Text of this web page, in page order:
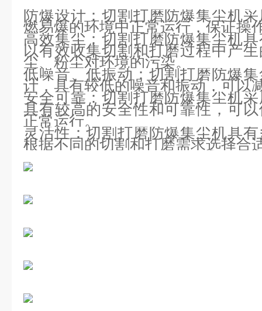
防爆设计：切割打磨防爆集尘机
燃易爆的环境中正常运行，保证操
高效集尘：切割打磨防爆集尘机
以有效收集切割和打磨过程中产
尘、粉尘对环境的污染。
低噪音、低振动：切割打磨防爆
计，具有较低的噪音和振动，可以
安全可靠：切割打磨防爆集尘机
具有较高的安全性和可靠性，可
正常运行。
灵活性：切割打磨防爆集尘机具
根据不同的切割和打磨需求选择合